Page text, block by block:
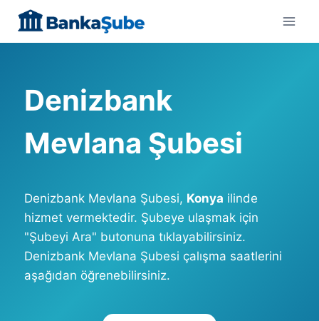
content
Denizbank
Mevlana Şubesi
Denizbank Mevlana Şubesi, Konya ilinde
hizmet vermektedir. Şubeye ulaşmak için
"Şubeyi Ara" butonuna tıklayabilirsiniz.
Denizbank Mevlana Şubesi çalışma saatlerini
aşağıdan öğrenebilirsiniz.